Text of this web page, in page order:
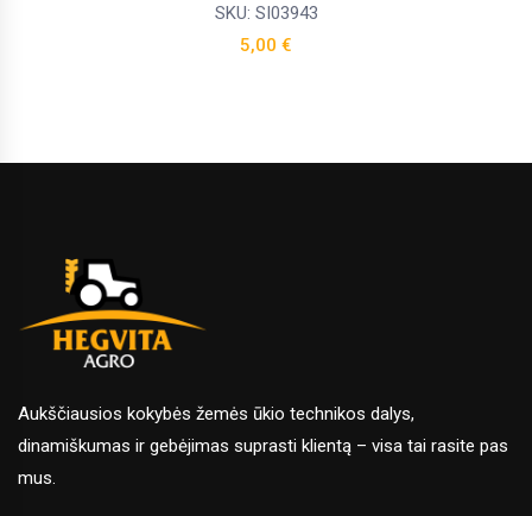
SKU: SI03943
5,00 €
Aukščiausios kokybės žemės ūkio technikos dalys,
dinamiškumas ir gebėjimas suprasti klientą – visa tai rasite pas
mus.